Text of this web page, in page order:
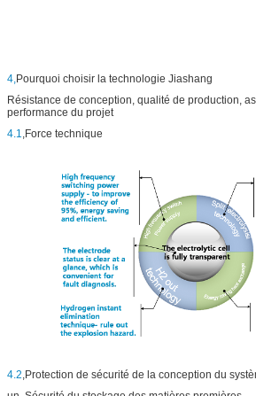
4,Pourquoi choisir la technologie Jiashang
Résistance de conception, qualité de production,
performance du projet
4.1,Force technique
4.2,Protection de sécurité de la conception du